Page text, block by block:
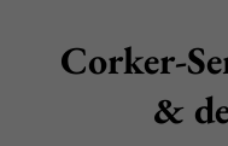
Corker-
&